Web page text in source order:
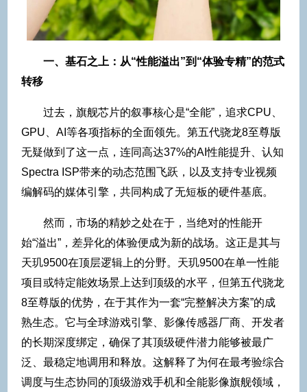
一、基石之上：从“性能溢出”到“体验专精”的范式
转移
过去，旗舰芯片的叙事核心是“全能”，追求CPU、
GPU、AI等各项指标的全面领先。第五代骁龙8至尊版
无疑做到了这一点，连同高达37%的AI性能提升、认知
Spectra ISP带来的动态范围飞跃，以及支持专业视频
编解码的媒体引擎，共同构成了无短板的硬件基底。
然而，市场的精妙之处在于，当绝对的性能开
始“溢出”，差异化的体验便成为新的战场。这正是其与
天玑9500在顶层逻辑上的分野。天玑9500在单一性能
项目或特定能效场景上达到顶级的水平，但第五代骁龙
8至尊版的优势，在于其作为一套“完整解决方案”的成
熟生态。它与全球游戏引擎、影像传感器厂商、开发者
的长期深度绑定，确保了其顶级硬件潜力能够被最广
泛、最稳定地调用和释放。这解释了为何在最考验综合
调度与生态协同的顶级游戏手机和全能影像旗舰领域，